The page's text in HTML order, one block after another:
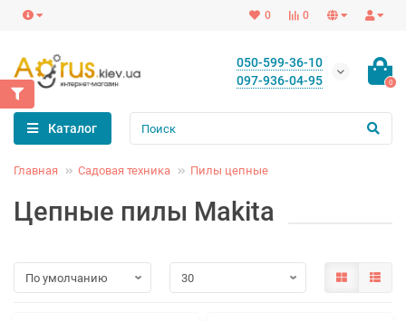
0
0
050-599-36-10
097-936-04-95
0
Каталог
Главная Садовая техника Пилы цепные
Цепные пилы Makita